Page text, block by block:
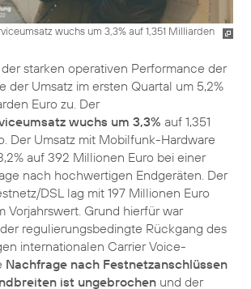
wuchs um 3,3% auf 1,351 Milliarden
starken operativen Performance der
der Umsatz im ersten Quartal um 5,2%
Euro zu. Der
wuchs um 3,3% auf 1,351
Der Umsatz mit Mobilfunk-Hardware
auf 392 Millionen Euro bei einer
nach hochwertigen Endgeräten. Der
DSL lag mit 197 Millionen Euro
Vorjahrswert. Grund hierfür war
regulierungsbedingte Rückgang des
internationalen Carrier Voice-
Nachfrage nach Festnetzanschlüssen
ist ungebrochen und der